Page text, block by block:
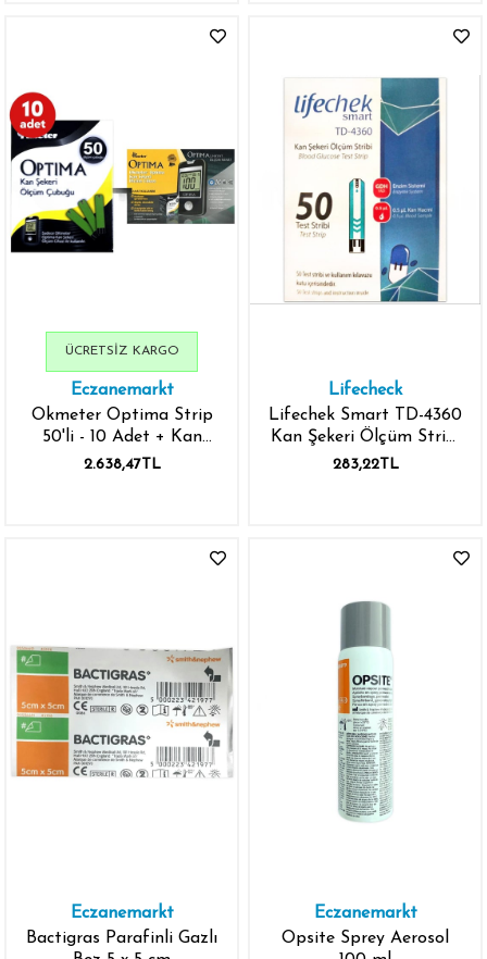
Eczanemarkt
Okmeter Optima Strip
50'li - 10 Adet + Kan
Şekeri Ölçüm Cihaz
2.638,47TL
ÜCRETSIZ KARGO
Lifecheck
Lifechek Smart TD-4360
Kan Şekeri Ölçüm Stripi
50 Adet
283,22TL
Eczanemarkt
Bactigras Parafinli Gazlı
Eczanemarkt
Opsite Sprey Aerosol